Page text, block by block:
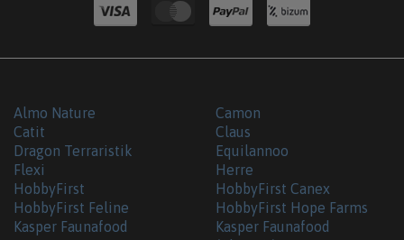
Almo Nature
Camon
Catit
Claus
Dragon Terraristik
Equilannoo
Flexi
Herre
HobbyFirst
HobbyFirst Canex
HobbyFirst Feline
HobbyFirst Hope Farms
Kasper Faunafood
Kasper Faunafood